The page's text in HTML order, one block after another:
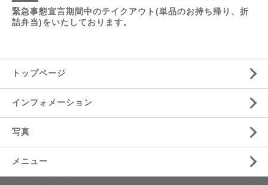
緊急事態宣言期間中のテイクアウト(単品のお持ち帰り、折
詰弁当)をいたしております。
トップページ
インフォメーション
写真
メニュー